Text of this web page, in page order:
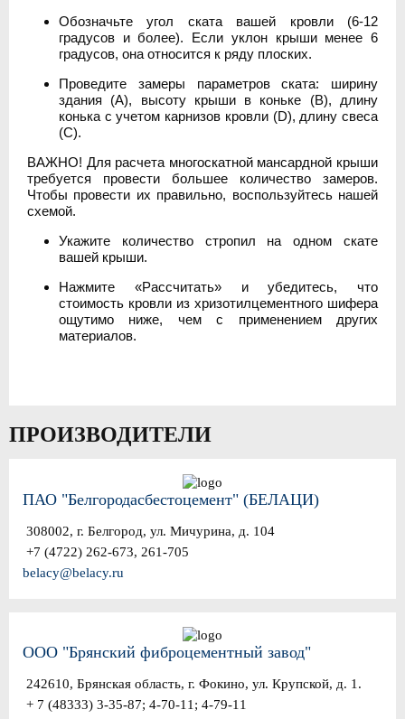
Обозначьте угол ската вашей кровли (6-12
градусов и более). Если уклон крыши менее 6
градусов, она относится к ряду плоских.
Проведите замеры параметров ската: ширину
здания (А), высоту крыши в коньке (В), длину
конька с учетом карнизов кровли (D), длину свеса
(C).
ВАЖНО! Для расчета многоскатной мансардной крыши
требуется провести большее количество замеров.
Чтобы провести их правильно, воспользуйтесь нашей
схемой.
Укажите количество стропил на одном скате
вашей крыши.
Нажмите «Рассчитать» и убедитесь, что
стоимость кровли из хризотилцементного шифера
ощутимо ниже, чем с применением других
материалов.
ПРОИЗВОДИТЕЛИ
ПАО "Белгородасбестоцемент" (БЕЛАЦИ)
308002, г. Белгород, ул. Мичурина, д. 104
+7 (4722) 262-673, 261-705
belacy@belacy.ru
ООО "Брянский фиброцементный завод"
242610, Брянская область, г. Фокино, ул. Крупской, д. 1.
+ 7 (48333) 3-35-87; 4-70-11; 4-79-11